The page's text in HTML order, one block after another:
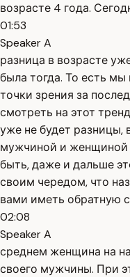
возрасте 4 года.
01:53
Speaker A
разница в возрасте
была тогда. То есть
точки зрения за
смотреть на этот
уже не будет
мужчиной и женщиной
быть, даже и дальше
своим чередом, что
вами иметь обратную
02:08
Speaker A
среднем женщина на
своего мужчины. При